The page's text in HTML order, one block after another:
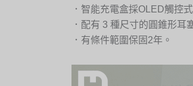
．智能充電盒採OLED觸控
．配有 3 種尺寸的圓錐形耳
．有條件範圍保固2年。